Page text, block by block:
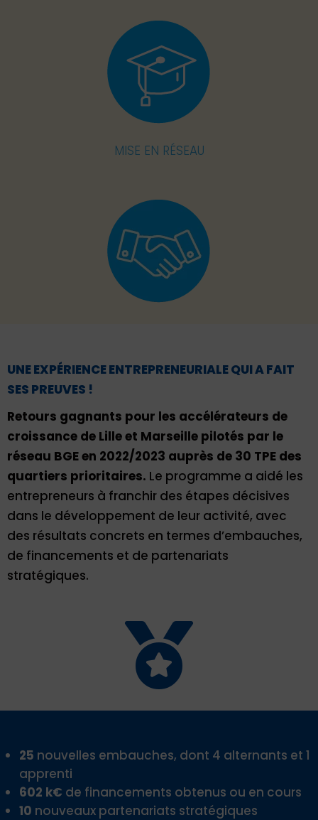
MISE EN RÉSEAU
UNE EXPÉRIENCE ENTREPRENEURIALE QUI A FAIT
SES PREUVES !
Retours gagnants pour les accélérateurs de
croissance de Lille et Marseille pilotés par le
réseau BGE en 2022/2023 auprès de 30 TPE des
quartiers prioritaires. Le programme a aidé les
entrepreneurs à franchir des étapes décisives
dans le développement de leur activité, avec
des résultats concrets en termes d’embauches,
de financements et de partenariats
stratégiques.

25 nouvelles embauches, dont 4 alternants et 1
apprenti
602 k€ de financements obtenus ou en cours
10 nouveaux partenariats stratégiques